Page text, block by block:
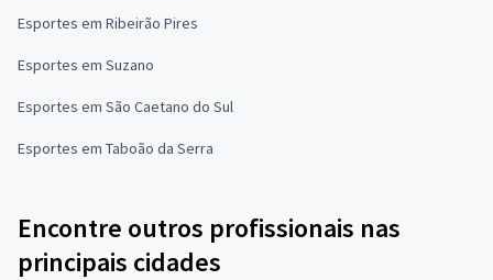
Esportes em Ribeirão Pires
Esportes em Suzano
Esportes em São Caetano do Sul
Esportes em Taboão da Serra
Encontre outros profissionais nas
principais cidades